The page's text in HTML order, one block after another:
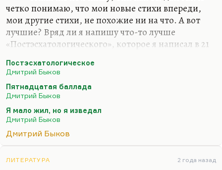
четко понимаю, что мои новые стихи впереди,
мои другие стихи, не похожие ни на что. А вот
лучшие? Вряд ли я напишу что-то лучше
«Постэсхатологического», которое я написал в 21
я напишу что-то лучше «Пятнадцатой баллады»
(«Если б был я Дэн Браун…») или моего самого
любимого стихотворения – «Сказки о рыбаке и
рыбке»… Вообще, лучшее стихотворение мое
звучит так:
Я мало жил, но я изведал
Небесной Родины я не предал –
Постэсхатологическое
Дмитрий Быков
Пятнадцатая баллада
Дмитрий Быков
Я мало жил, но я изведал
Дмитрий Быков
Дмитрий Быков
ЛИТЕРАТУРА 2 года назад